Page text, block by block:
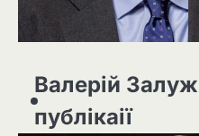
Валерій
публікаії